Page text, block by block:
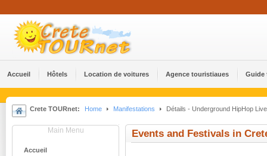
Accueil Hôtels Location de voitures Agence touristiaues Guide
Crete TOURnet: Home Manifestations Détails - Underground HipHop
Main Menu
Accueil
Events and Festivals in